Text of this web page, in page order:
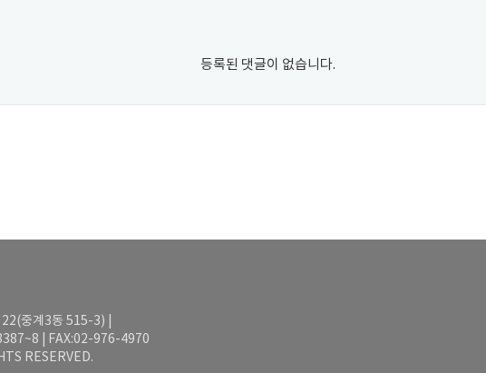
등록된 댓글이 없습니다.
중계3동 515-3) |
| FAX:02-976-4970
RESERVED.